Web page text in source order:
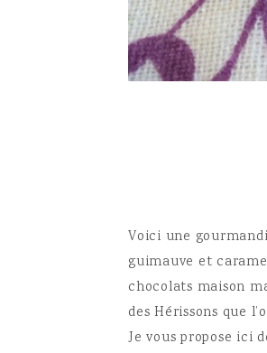
Voici une
guimauve et
chocolats maison
des Hérissons que
Je vous propose ici